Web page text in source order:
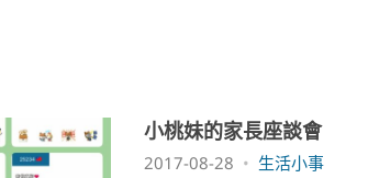
小桃妹的家長座談會
2017-08-28 生活小事